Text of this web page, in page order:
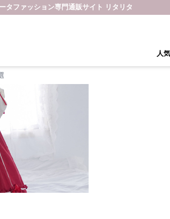
タファッション専門通販サイト リタリタ
人